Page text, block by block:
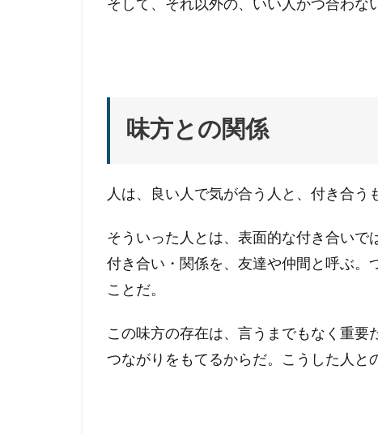
そして、それ以外の、いい人かつ合わな
味方との関係
人は、良い人で気が合う人と、付き合う
そういった人とは、表面的な付き合い
付き合い・関係を、友達や仲間と呼ぶ。
ことだ。
この味方の存在は、言うまでもなく重
つながりをもてるからだ。こうした人と